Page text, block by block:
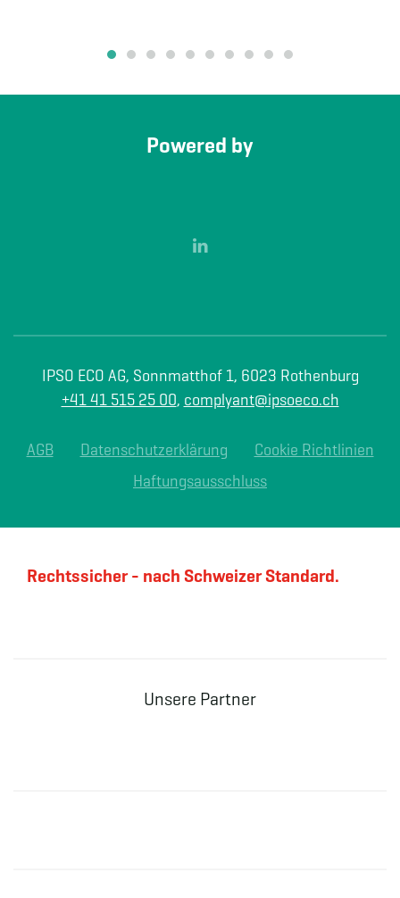
Powered by
IPSO ECO AG, Sonnmatthof 1, 6023 Rothenburg
+41 41 515 25 00, complyant@ipsoeco.ch
AGB Datenschutzerklärung
Cookie Richtlinien
Haftungsausschluss
Rechtssicher - nach Schweizer Standard.
Unsere Partner